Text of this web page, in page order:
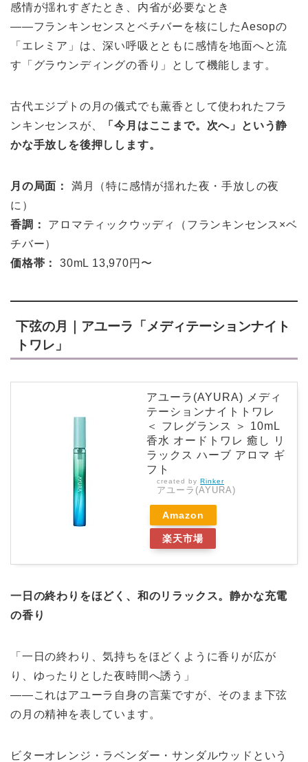
感情が揺れすぎたとき、内省が必要なとき
——フランキンセンスとベチバーを核にしたAesopの
「エレミア」は、深い呼吸とともに感情を地面へと流
す「グラウンディングの香り」として機能します。
古代エジプトの月の儀式でも薫香として使われたフラ
ンキンセンスが、
「今月はここまで。次へ」という静
かな手放しを後押しします。
月の局面：
満月（特に感情が揺れた夜・手放しの夜
に）
香調：
アロマティックウッディ（フランキンセンス×ベ
チバー）
価格帯：
30mL 13,970円〜
下弦の月｜アユーラ「メディテーションナイト
トワレ」
アユーラ(AYURA) メディ
テーションナイトトワレ
＜ フレグランス ＞ 10mL
香水 オードトワレ 癒し リ
ラックス ハーブ アロマ ギ
フト
created by Rinker
アユーラ(AYURA)
Amazon
楽天市場
一日の終わりをほどく、和のリラックス。静かな充電
の香り
「一日の終わり、気持ちをほどくように香りが広が
り、ゆったりとした夜時間へ誘う」
——これはアユーラ自身の言葉ですが、そのまま下弦
の月の精神を表しています。
ビターオレンジ・ラベンダー・サンダルウッドという